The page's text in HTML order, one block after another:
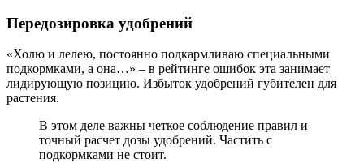
Передозировка удобрений
«Холю и лелею, постоянно подкармливаю специальными
подкормками, а она…» – в рейтинге ошибок эта занимает
лидирующую позицию. Избыток удобрений губителен для
растения.
В этом деле важны четкое соблюдение правил и
точный расчет дозы удобрений. Частить с
подкормками не стоит.